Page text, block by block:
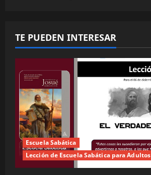
TE PUEDEN INTERESAR
Escuela Sabática
Lección de Escuela Sabática para Adultos